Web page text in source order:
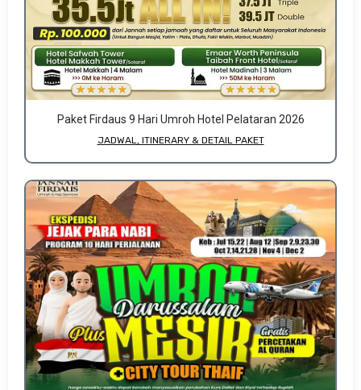
Paket Firdaus 9 Hari Umroh Hotel Pelataran 2026
JADWAL, ITINERARY & DETAIL PAKET